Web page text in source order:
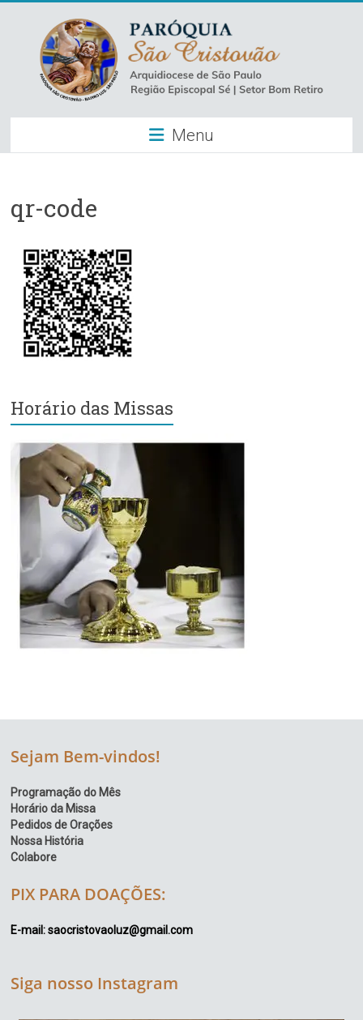
content
Paróquia
São
–
Luz
Arquidiocese
de
São
Paulo
Sé
–
Setor
Bom
Retiro
Menu
qr-code
Horário das Missas
Sejam Bem-vindos!
Programação do Mês
Horário da Missa
Pedidos de Orações
Nossa História
Colabore
PIX PARA DOAÇÕES:
E-mail: saocristovaoluz@gmail.com
Siga nosso Instagram